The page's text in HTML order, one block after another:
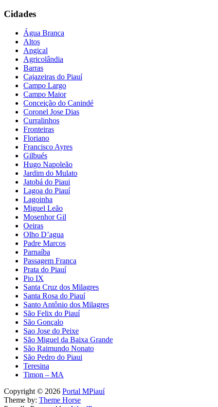
Cidades
Água Branca
Altos
Angical
Agricolândia
Barras
Cajazeiras do Piauí
Campo Largo
Campo Maior
Conceição do Canindé
Coronel Jose Dias
Curralinhos
Fronteiras
Floriano
Francisco Ayres
Gilbués
Hugo Napoleão
Jardim do Mulato
Jatobá do Piaui
Lagoa do Piauí
Lagoinha
Miguel Leão
Mosenhor Gil
Oeiras
Olho D’agua
Padre Marcos
Parnaíba
Passagem Franca
Prata do Piauí
Pio IX
Santa Cruz dos Milagres
Santa Rosa do Piauí
Santo Antônio dos Milagres
São Felix do Piauí
São Gonçalo
Sao Jose do Peixe
São Miguel da Baixa Grande
São Raimundo Nonato
São Pedro do Piaui
Teresina
Timon – MA
Copyright © 2026 Portal MPiauí
Theme by: Theme Horse